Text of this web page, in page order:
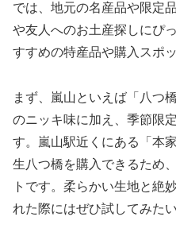
では、地元の名産品や限定
や友人へのお土産探しにぴ
すすめの特産品や購入スポ
まず、嵐山といえば「八つ
のニッキ味に加え、季節限
す。嵐山駅近くにある「本
生八つ橋を購入できるため
トです。柔らかい生地と絶
れた際にはぜひ試してみた